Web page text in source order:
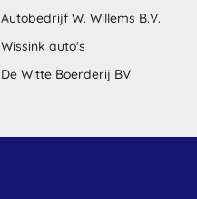
Autobedrijf W. Willems B.V.
Wissink auto's
De Witte Boerderij BV